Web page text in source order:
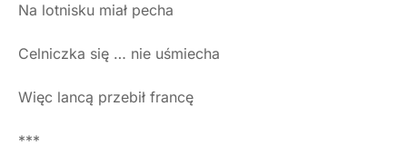
Na lotnisku miał pecha
Celniczka się … nie uśmiecha
Więc lancą przebił francę
***